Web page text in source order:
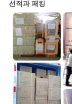
선적과 패킹